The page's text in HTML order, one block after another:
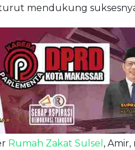
mendukung
Rumah Zakat Sulsel ,